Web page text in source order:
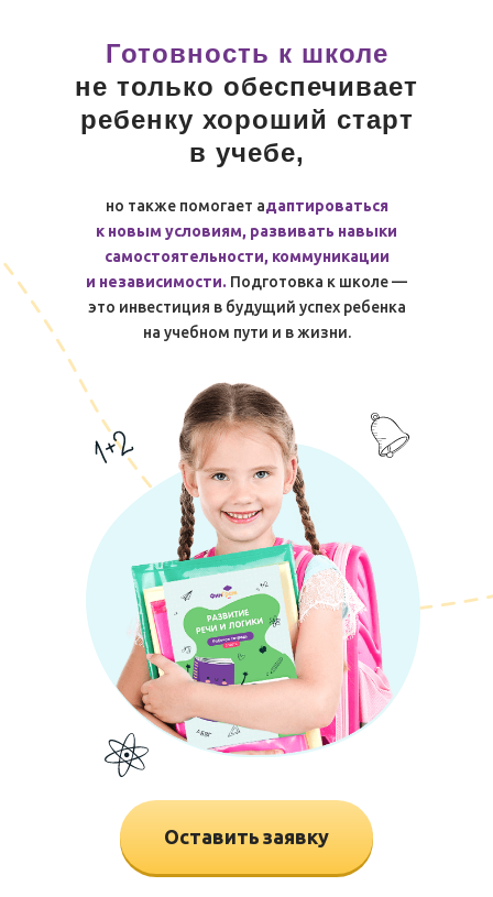
Оставить заявку
Готовность к школе
не только обеспечивает
ребенку хороший старт
в учебе,
но также помогает адаптироваться
к новым условиям, развивать навыки
самостоятельности, коммуникации
и независимости. Подготовка к школе —
это инвестиция в будущий успех ребенка
на учебном пути и в жизни.